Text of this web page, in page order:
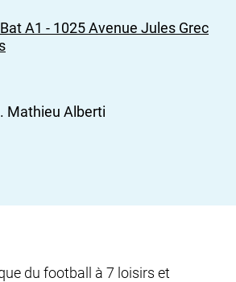
A1 - 1025 Avenue Jules Grec
Mathieu Alberti
du football à 7 loisirs et